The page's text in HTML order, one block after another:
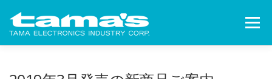
メニュー